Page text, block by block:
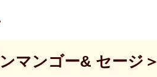
マンゴー& セージ＞